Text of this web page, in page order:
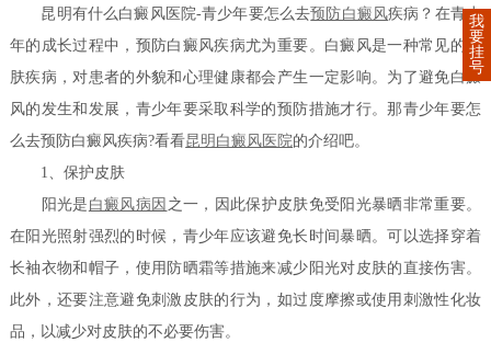
昆明有什么白癜风医院-青少年要怎么去预防白癜风疾病？在青少
年的成长过程中，预防白癜风疾病尤为重要。白癜风是一种常见的皮
肤疾病，对患者的外貌和心理健康都会产生一定影响。为了避免白癜
风的发生和发展，青少年要采取科学的预防措施才行。那青少年要怎
么去预防白癜风疾病?看看昆明白癜风医院的介绍吧。
1、保护皮肤
阳光是 白癜风病因 之一，因此保护皮肤免受阳光暴晒非常重要。
在阳光照射强烈的时候，青少年应该避免长时间暴晒。可以选择穿着
长袖衣物和帽子，使用防晒霜等措施来减少阳光对皮肤的直接伤害。
此外，还要注意避免刺激皮肤的行为，如过度摩擦或使用刺激性化妆
品，以减少对皮肤的不必要伤害。
我
要
挂
号